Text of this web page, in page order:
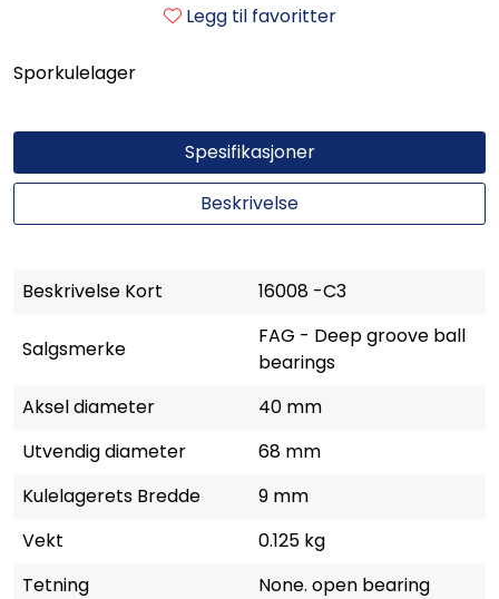
Legg til favoritter
Sporkulelager
Spesifikasjoner
Beskrivelse
Beskrivelse Kort 16008 -C3
Salgsmerke
FAG - Deep groove ball
bearings
Aksel diameter
40 mm
Utvendig diameter
68 mm
Kulelagerets Bredde
9 mm
Vekt
0.125 kg
Tetning
None. open bearing